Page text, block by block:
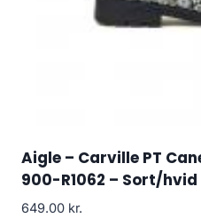
Aigle – Carville PT
900-R1062 – Sort/
649.00 kr.